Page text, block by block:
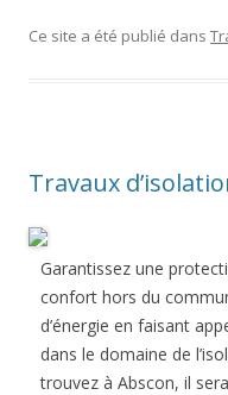
Ce site a été publié dans
Travaux
Garantissez une
confort hors du
d’énergie en faisant
dans le domaine de
trouvez à Abscon, il